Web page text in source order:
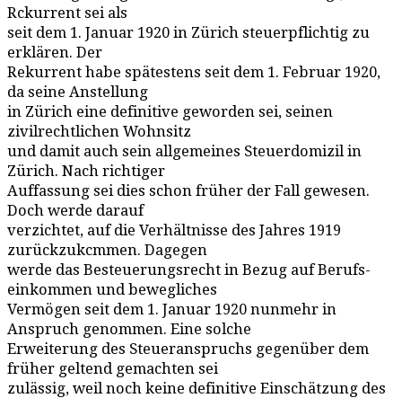
Rckurrent sei als
seit dem 1. Januar 1920 in Zürich steuerpflichtig zu
erklären. Der
Rekurrent habe spätestens seit dem 1. Februar 1920,
da seine Anstellung
in Zürich eine definitive geworden sei, seinen
zivilrechtlichen Wohnsitz
und damit auch sein allgemeines Steuerdomizil in
Zürich. Nach richtiger
Auffassung sei dies schon früher der Fall gewesen.
Doch werde darauf
verzichtet, auf die Verhältnisse des Jahres 1919
zurückzukcmmen. Dagegen
werde das Besteuerungsrecht in Bezug auf Berufs-
einkommen und bewegliches
Vermögen seit dem 1. Januar 1920 nunmehr in
Anspruch genommen. Eine solche
Erweiterung des Steueranspruchs gegenüber dem
früher geltend gemachten sei
zulässig, weil noch keine definitive Einschätzung des